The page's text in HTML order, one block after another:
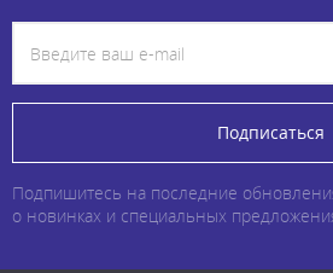
Подписаться
Подпишитесь на последние
о новинках и специальных